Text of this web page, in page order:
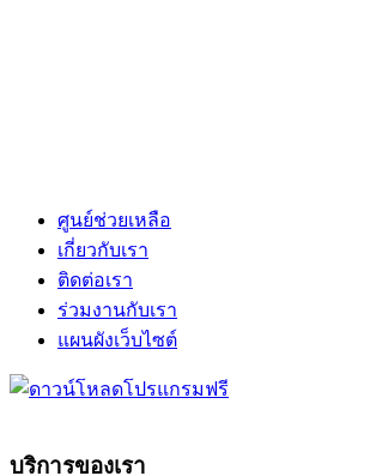
ศูนย์ช่วยเหลือ
เกี่ยวกับเรา
ติดต่อเรา
ร่วมงานกับเรา
แผนผังเว็บไซต์
บริการของเรา